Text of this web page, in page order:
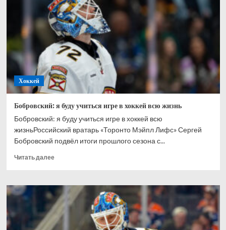
Ахтямове:
рад,
что
могу
способствовать
его
развитию
Хоккей
Бобровский: я буду учиться игре в хоккей всю жизнь
Бобровский: я буду учиться игре в хоккей всю
жизньРоссийский вратарь «Торонто Мэйпл Лифс» Сергей
Бобровский подвёл итоги прошлого сезона с...
Читать далееПрочитать
Бобровский:
буду
учиться
игре